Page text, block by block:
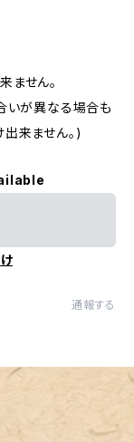
ません。
いが異なる場合も
来ません。)
通報する